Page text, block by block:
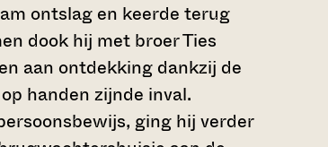
ontslag en keerde terug
dook hij met broer Ties
aan ontdekking dankzij de
handen zijnde inval.
ging hij verder